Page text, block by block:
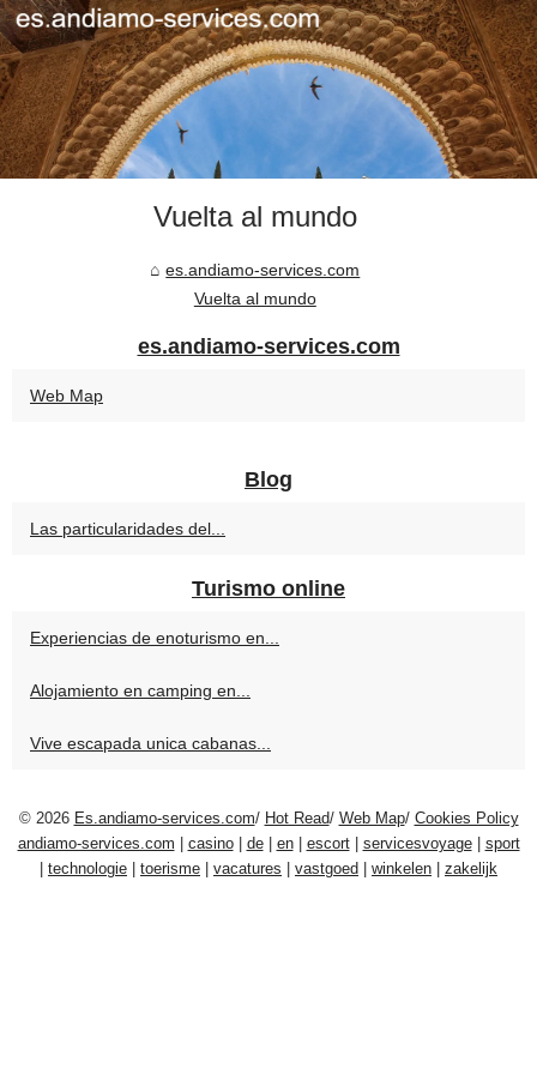
Vuelta al mundo
es.andiamo-services.com
Vuelta al mundo
es.andiamo-services.com
Web Map
Blog
Las particularidades del...
Turismo online
Experiencias de enoturismo en...
Alojamiento en camping en...
Vive escapada unica cabanas...
© 2026 Es.andiamo-services.com/ Hot Read/ Web Map/ Cookies Policy
andiamo-services.com
casino| de| en| escort| servicesvoyage| sport
technologie toerisme vacatures vastgoed winkelen zakelijk